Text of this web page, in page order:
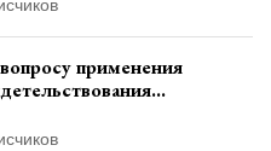
применения
увольнении с военной